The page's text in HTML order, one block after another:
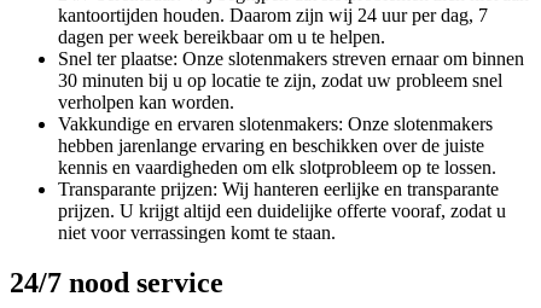
kantoortijden houden. Daarom zijn wij 24 uur per dag, 7
dagen per week bereikbaar om u te helpen.
Snel ter plaatse: Onze slotenmakers streven ernaar om binnen
30 minuten bij u op locatie te zijn, zodat uw probleem snel
verholpen kan worden.
Vakkundige en ervaren slotenmakers: Onze slotenmakers
hebben jarenlange ervaring en beschikken over de juiste
kennis en vaardigheden om elk slotprobleem op te lossen.
Transparante prijzen: Wij hanteren eerlijke en transparante
prijzen. U krijgt altijd een duidelijke offerte vooraf, zodat u
niet voor verrassingen komt te staan.
24/7 nood service